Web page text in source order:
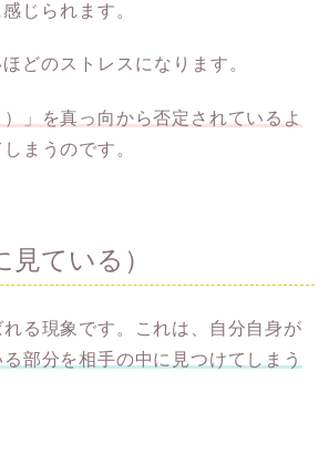
じられます。
どのストレスになります。
」を真っ向から否定されているよ
まうのです。
ている）
る現象です。これは、自分自身が
部分を相手の中に見つけてしまう